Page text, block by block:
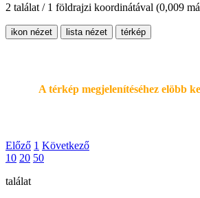
2 találat / 1 földrajzi koordinátával (0,009
ikon nézet lista nézet térkép
A térkép megjelenítéséhez elöbb
Előző 1 Következő
10 20 50
találat